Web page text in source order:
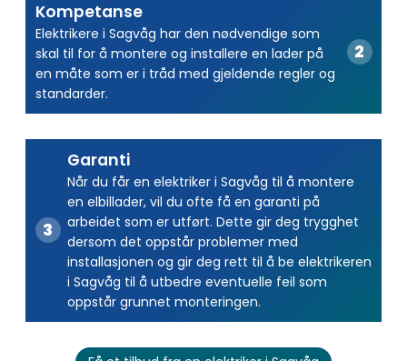
Kompetanse
Elektrikere i Sagvåg har den nødvendige som
skal til for å montere og installere en lader på
en måte som er i tråd med gjeldende regler og
standarder.
Garanti
Når du får en elektriker i Sagvåg til å montere
en elbillader, vil du ofte få en garanti på
arbeidet som er utført. Dette gir deg trygghet
dersom det oppstår problemer med
installasjonen og gir deg rett til å be elektrikeren
i Sagvåg til å utbedre eventuelle feil som
oppstår grunnet monteringen.